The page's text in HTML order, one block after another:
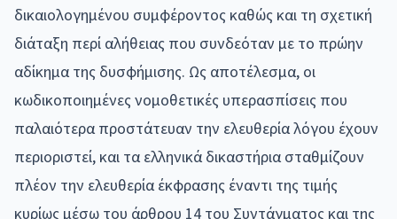
δικαιολογημένου συμφέροντος καθώς και τη σχετική
διάταξη περί αλήθειας που συνδεόταν με το πρώην
αδίκημα της δυσφήμισης. Ως αποτέλεσμα, οι
κωδικοποιημένες νομοθετικές υπερασπίσεις που
παλαιότερα προστάτευαν την ελευθερία λόγου έχουν
περιοριστεί, και τα ελληνικά δικαστήρια σταθμίζουν
πλέον την ελευθερία έκφρασης έναντι της τιμής
κυρίως μέσω του άρθρου 14 του Συντάγματος και της